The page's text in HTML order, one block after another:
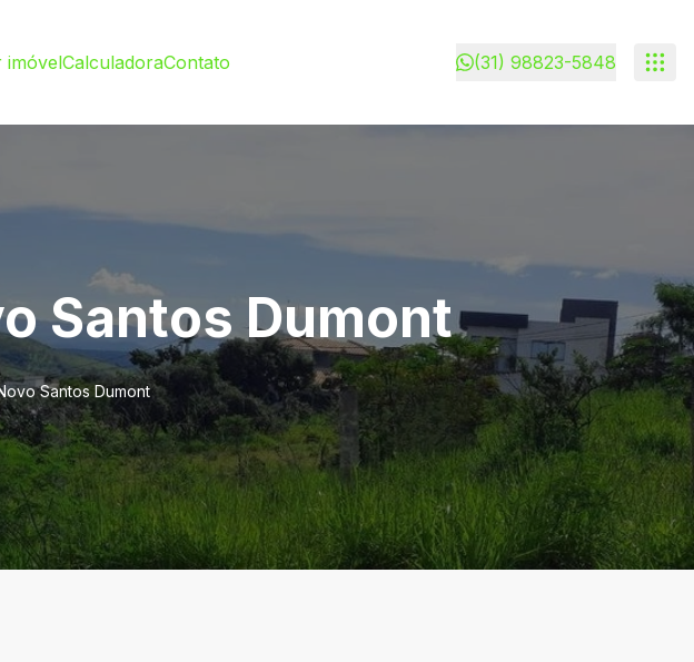
imóvelCalculadoraContato (31) 98823-5848
Santos Dumont
Santos Dumont